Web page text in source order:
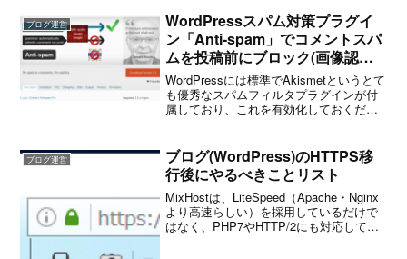
ブログ運営
WordPressスパム対策プラグイ
ン「Anti-spam」でコメントスパ
ムを投稿前にブロック(画像認証
不要)
WordPressには標準でAkismetというとて
も優秀なスパムフィルタプラグインが付
属しており、これを有効化しておくだけ
Akismetはあくまで投稿されたコメントの
内容...
ブログ運営
ブログ(WordPress)のHTTPS移
行後にやるべきことリスト
MixHostは、LiteSpeed（Apache・Nginx
より高速らしい）を採用しているだけで
はなく、PHP7やHTTP/2にも対応してい